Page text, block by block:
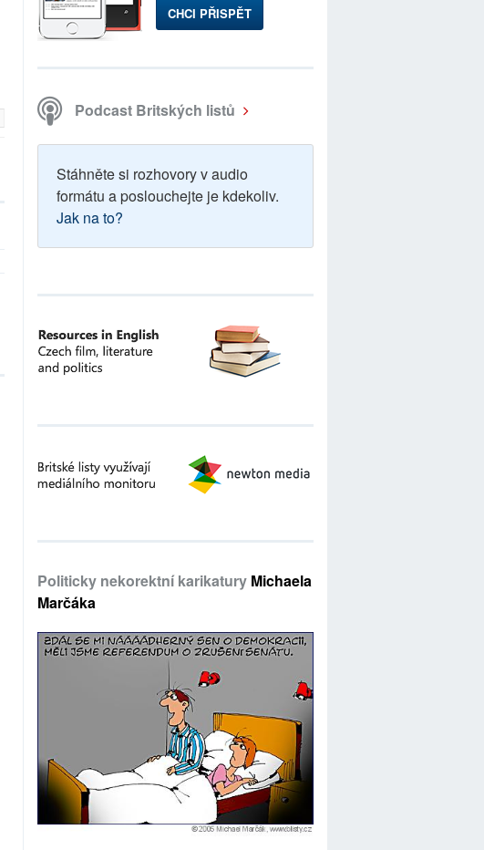
CHCI PŘISPĚT
Podcast Britských listů
Stáhněte si rozhovory v audio
formátu a poslouchejte je kdekoliv.
Jak na to?
Politicky nekorektní karikatury Michaela
Marčáka